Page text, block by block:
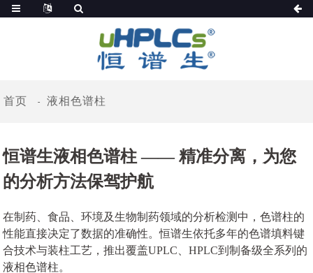
首页 液相色谱柱
恒谱生液相色谱柱 —— 精准分离，为您
的分析方法保驾护航
在制药、食品、环境及生物制药领域的分析检测中，色谱柱的
性能直接决定了数据的准确性。恒谱生依托多年的色谱填料键
合技术与装柱工艺，推出覆盖UPLC、HPLC到制备级全系列的
液相色谱柱。